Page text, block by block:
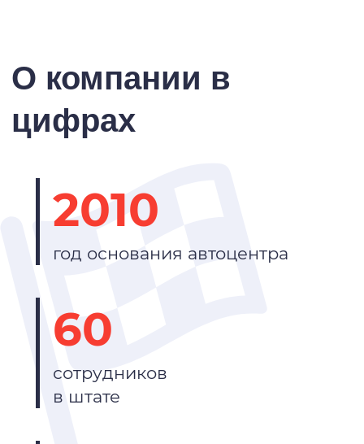
О компании в
цифрах
2010
год основания автоцентра
60
сотрудников
в штате